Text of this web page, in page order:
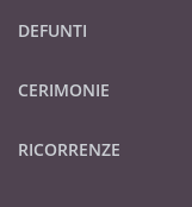
DEFUNTI
CERIMONIE
RICORRENZE